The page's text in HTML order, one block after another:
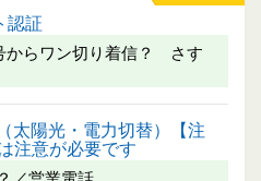
認証
からワン切り着信？ さす
太陽光・電力切替）【注
注意が必要です